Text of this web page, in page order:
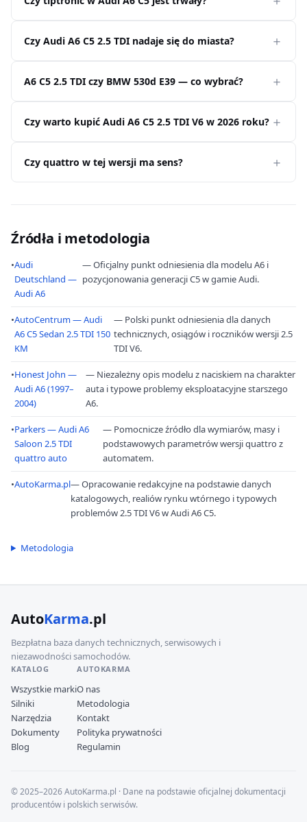
Czy Audi A6 C5 2.5 TDI nadaje się do miasta?
A6 C5 2.5 TDI czy BMW 530d E39 — co wybrać?
Czy warto kupić Audi A6 C5 2.5 TDI V6 w 2026 roku?
Czy quattro w tej wersji ma sens?
Źródła i metodologia
•Audi
Deutschland —
Audi A6
— Oficjalny punkt odniesienia dla modelu A6 i
pozycjonowania generacji C5 w gamie Audi.
•AutoCentrum — Audi
A6 C5 Sedan 2.5 TDI 150
KM
— Polski punkt odniesienia dla danych
technicznych, osiągów i roczników wersji 2.5
TDI V6.
•Honest John —
Audi A6 (1997–
2004)
— Niezależny opis modelu z naciskiem na charakter
auta i typowe problemy eksploatacyjne starszego
A6.
•Parkers — Audi A6
Saloon 2.5 TDI
quattro auto
— Pomocnicze źródło dla wymiarów, masy i
podstawowych parametrów wersji quattro z
automatem.
•AutoKarma.pl— Opracowanie redakcyjne na podstawie danych
katalogowych, realiów rynku wtórnego i typowych
problemów 2.5 TDI V6 w Audi A6 C5.
Metodologia
AutoKarma.pl
Bezpłatna baza danych technicznych, serwisowych i
niezawodności samochodów.
KATALOG
Wszystkie marki
Silniki
Narzędzia
Dokumenty
Blog
AUTOKARMA
O nas
Metodologia
Kontakt
Polityka prywatności
Regulamin
© 2025–2026 AutoKarma.pl · Dane na podstawie oficjalnej dokumentacji
producentów i polskich serwisów.